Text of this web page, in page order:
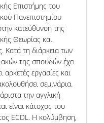
Επιστήμης του
Πανεπιστημίου
κατεύθυνση της
Θεωρίας και
Κατά τη διάρκεια των
της σπουδών έχει
αρκετές εργασίες και
σεμινάρια.
την αγγλική
είναι κάτοχος του
ΕCDL. Η κολύμβηση,